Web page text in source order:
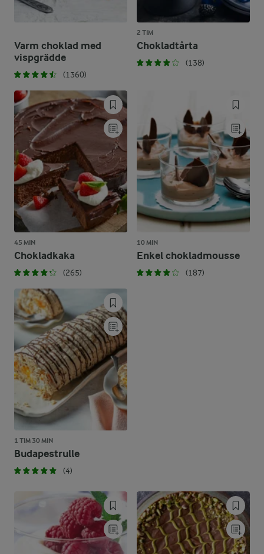
Varm choklad med
vispgrädde
(1360)
2 TIM
Chokladtårta
(138)
45 MIN
Chokladkaka
(265)
10 MIN
Enkel chokladmousse
(187)
1 TIM 30 MIN
Budapestrulle
(4)